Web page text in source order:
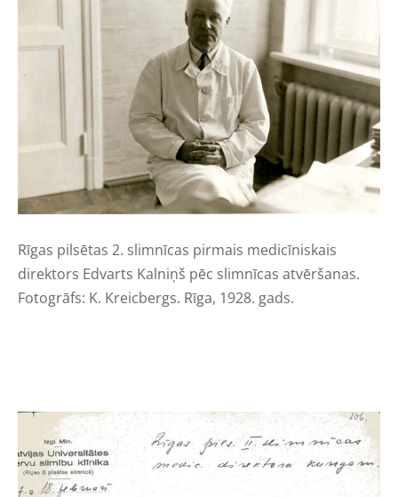
Rīgas pilsētas 2. slimnīcas pirmais medicīniskais
direktors Edvarts Kalniņš pēc slimnīcas atvēršanas.
Fotogrāfs: K. Kreicbergs. Rīga, 1928. gads.